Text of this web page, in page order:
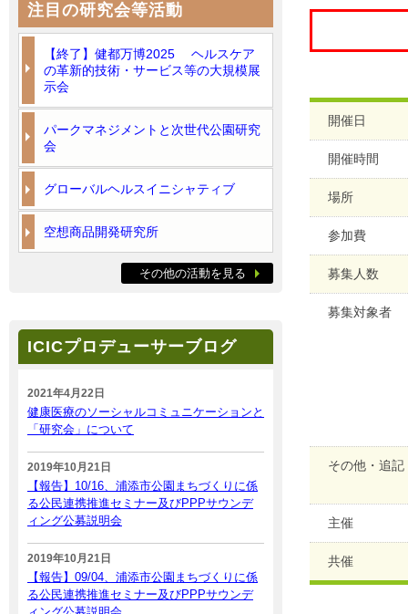
開催日
開催時間
場所
参加費
募集人数
募集対象者
その他・追
主催
共催
注目の研究会等活動
【終了】健都万博2025 ヘルスケア
の革新的技術・サービス等の大規模展
示会
パークマネジメントと次世代公園研究
会
グローバルヘルスイニシャティブ
空想商品開発研究所
その他の活動を見る
ICICプロデューサーブログ
2021年4月22日
健康医療のソーシャルコミュニケーションと
「研究会」について
2019年10月21日
【報告】10/16、浦添市公園まちづくりに係
る公民連携推進セミナー及びPPPサウンデ
ィング公募説明会
2019年10月21日
【報告】09/04、浦添市公園まちづくりに係
る公民連携推進セミナー及びPPPサウンデ